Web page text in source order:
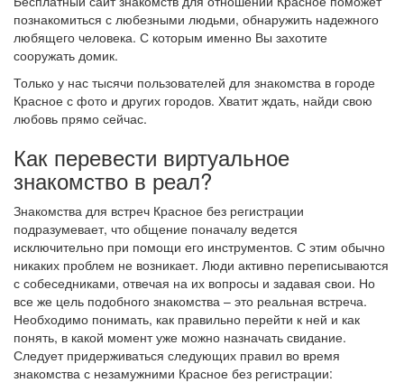
познакомиться с любезными людьми, обнаружить надежного
любящего человека. С которым именно Вы захотите
сооружать домик.
Только у нас тысячи пользователей для знакомства в городе
Красное с фото и других городов. Хватит ждать, найди свою
любовь прямо сейчас.
Как перевести виртуальное
знакомство в реал?
Знакомства для встреч Красное без регистрации
подразумевает, что общение поначалу ведется
исключительно при помощи его инструментов. С этим обычно
никаких проблем не возникает. Люди активно переписываются
с собеседниками, отвечая на их вопросы и задавая свои. Но
все же цель подобного знакомства – это реальная встреча.
Необходимо понимать, как правильно перейти к ней и как
понять, в какой момент уже можно назначать свидание.
Следует придерживаться следующих правил во время
знакомства с незамужними Красное без регистрации: